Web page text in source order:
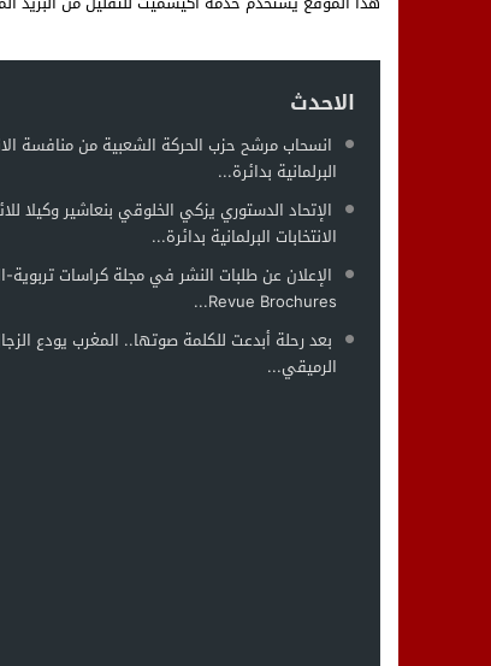
الاحدث
انسحاب مرشح حزب الحركة الشعبية من منافسة
البرلمانية بدائرة...
الإتحاد الدستوري يزكي الخلوقي بنعاشير وكيلا
الانتخابات البرلمانية بدائرة...
الإعلان عن طلبات النشر في مجلة كراسات تربوية-
Revue Brochures...
بعد رحلة أبدعت للكلمة صوتها.. المغرب يودع
الرميقي...